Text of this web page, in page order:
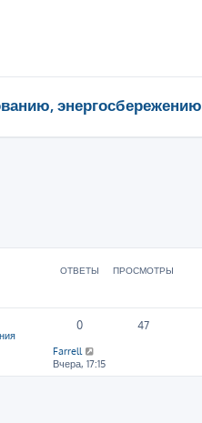
энергосбережению
ОТВЕТЫ
ПРОСМОТРЫ
0 47
Farrell
Вчера, 17:15